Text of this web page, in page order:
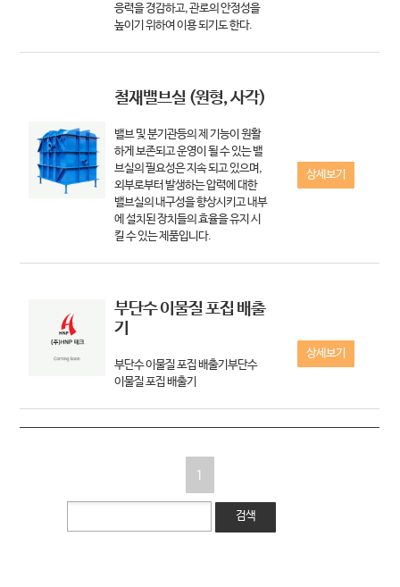
응력을 경감하고, 관로의 안정성을
높이기 위하여 이용 되기도 한다.
철재밸브실 (원형, 사각)
밸브 및 분기관등의 제 기능이 원활
하게 보존되고 운영이 될 수 있는 밸
브실의 필요성은 지속 되고 있으며,
외부로부터 발생하는 압력에 대한
밸브실의 내구성을 향상시키고 내부
에 설치된 장치들의 효율을 유지 시
킬 수 있는 제품입니다.
상세보기
부단수 이물질 포집 배출
기
부단수 이물질 포집 배출기부단수
이물질 포집 배출기
상세보기
1
검색